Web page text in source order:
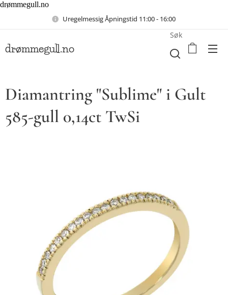
drømmegull.no
Uregelmessig Åpningstid 11:00 - 16:00
drømmegull.no
Søk
Diamantring "Sublime" i Gult
585-gull 0,14ct TwSi